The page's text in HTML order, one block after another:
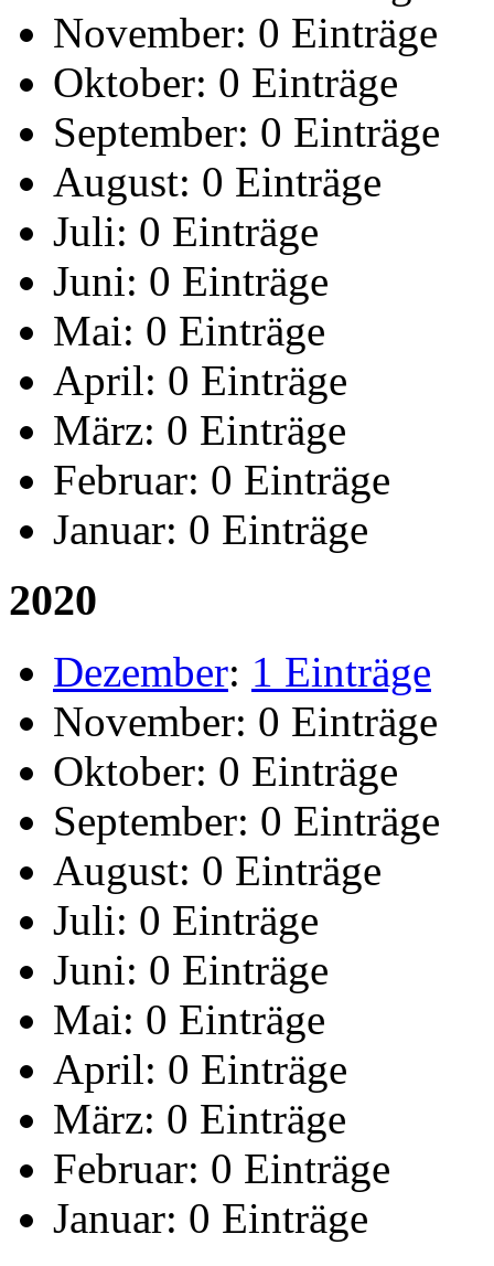
November: 0 Einträge
Oktober: 0 Einträge
September: 0 Einträge
August: 0 Einträge
Juli: 0 Einträge
Juni: 0 Einträge
Mai: 0 Einträge
April: 0 Einträge
März: 0 Einträge
Februar: 0 Einträge
Januar: 0 Einträge
2020
Dezember: 1 Einträge
November: 0 Einträge
Oktober: 0 Einträge
September: 0 Einträge
August: 0 Einträge
Juli: 0 Einträge
Juni: 0 Einträge
Mai: 0 Einträge
April: 0 Einträge
März: 0 Einträge
Februar: 0 Einträge
Januar: 0 Einträge